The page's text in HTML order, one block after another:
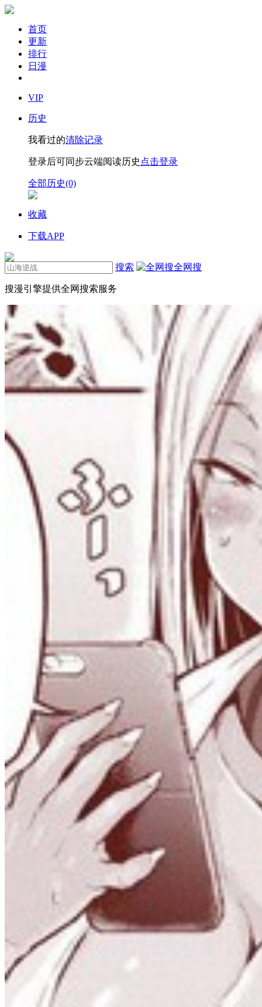
首页
更新
排行
日漫
VIP
历史
我看过的清除记录
登录后可同步云端阅读历史 点击登录
全部历史(0)
收藏
下载APP
搜索 全网搜
搜漫引擎提供全网搜索服务